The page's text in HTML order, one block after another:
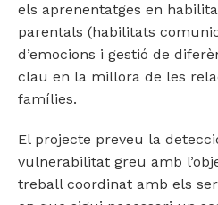
els aprenentatges en
parentals (habilitats
d’emocions i gestió de
clau en la millora de les
famílies.
El projecte preveu la
vulnerabilitat greu amb
treball coordinat amb els